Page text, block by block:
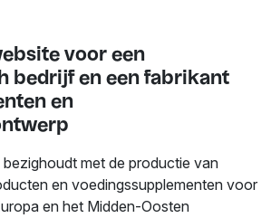
voor een
bedrijf en een fabrikant
en
met de productie van
en voedingssupplementen voor
en het Midden-Oosten